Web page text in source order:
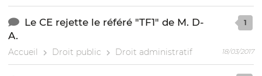
Le CE rejette le référé "TF1" de M. D-
A.
Accueil Droit public Droit administratif
1
18/03/2017